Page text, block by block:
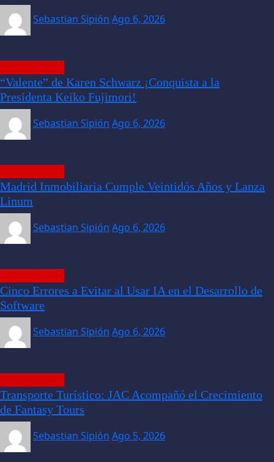
Sebastian Sipión Ago 6, 2026
“Valente” de Karen Schwarz ¡Conquista a la
Presidenta Keiko Fujimori!
Sebastian Sipión Ago 6, 2026
Madrid Inmobiliaria Cumple Veintidós Años y Lanza
Linum
Sebastian Sipión Ago 6, 2026
Cinco Errores a Evitar al Usar IA en el Desarrollo de
Software
Sebastian Sipión Ago 6, 2026
Transporte Turístico: JAC Acompañó el Crecimiento
de Fantasy Tours
Sebastian Sipión Ago 5, 2026